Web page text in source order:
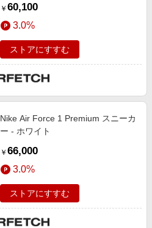
￥ 60,100
3.0%
ストアにすすむ
Nike Air Force 1 Premium スニーカ
ー - ホワイト
￥ 66,000
3.0%
ストアにすすむ